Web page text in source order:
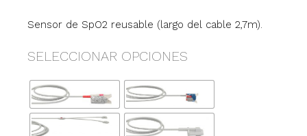
Sensor de SpO2 reusable (largo del cable 2,7m).
SELECCIONAR OPCIONES